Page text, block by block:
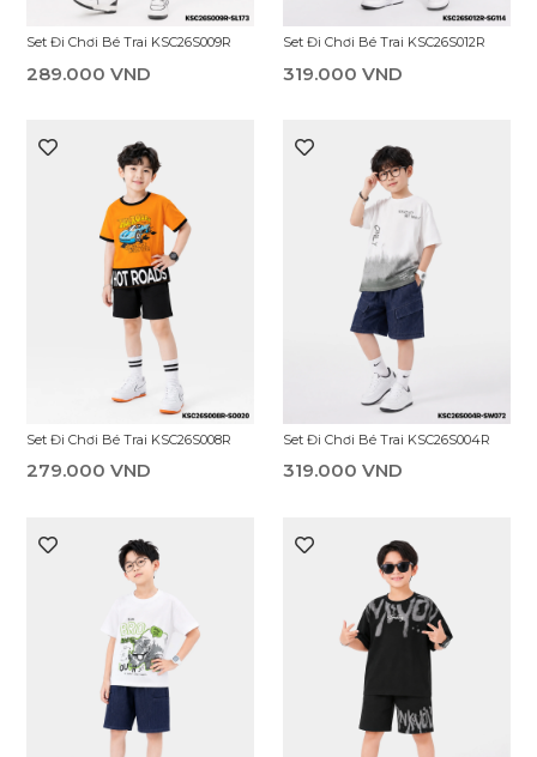
Set Đi Chơi Bé Trai KSC26S009R
289.000 VND
Set Đi Chơi Bé Trai KSC26S012R
319.000 VND
Set Đi Chơi Bé Trai KSC26S008R
279.000 VND
Set Đi Chơi Bé Trai KSC26S004R
319.000 VND